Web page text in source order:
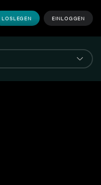
LOSLEGEN EINLOGGEN